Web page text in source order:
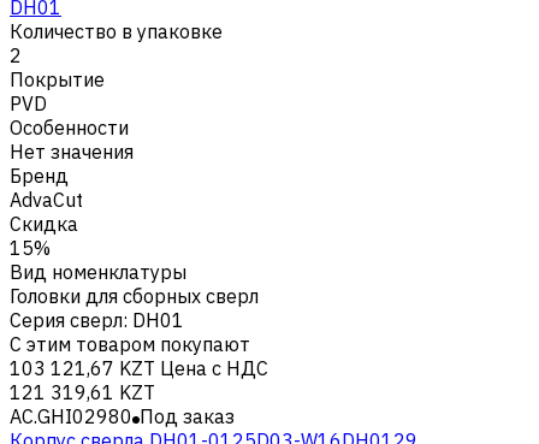
DH01
Количество в упаковке
2
Покрытие
PVD
Особенности
Нет значения
Бренд
AdvaCut
Скидка
15%
Вид номенклатуры
Головки для сборных сверл
Серия сверл: DH01
С этим товаром покупают
103 121,67 KZT Цена с НДС
121 319,61 KZT
AC.GHI02980 Под заказ